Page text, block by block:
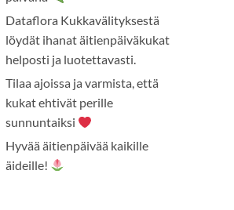
Dataflora Kukkavälityksestä
löydät ihanat äitienpäiväkukat
helposti ja luotettavasti.
Tilaa ajoissa ja varmista, että
kukat ehtivät perille
sunnuntaiksi
Hyvää äitienpäivää kaikille
äideille!